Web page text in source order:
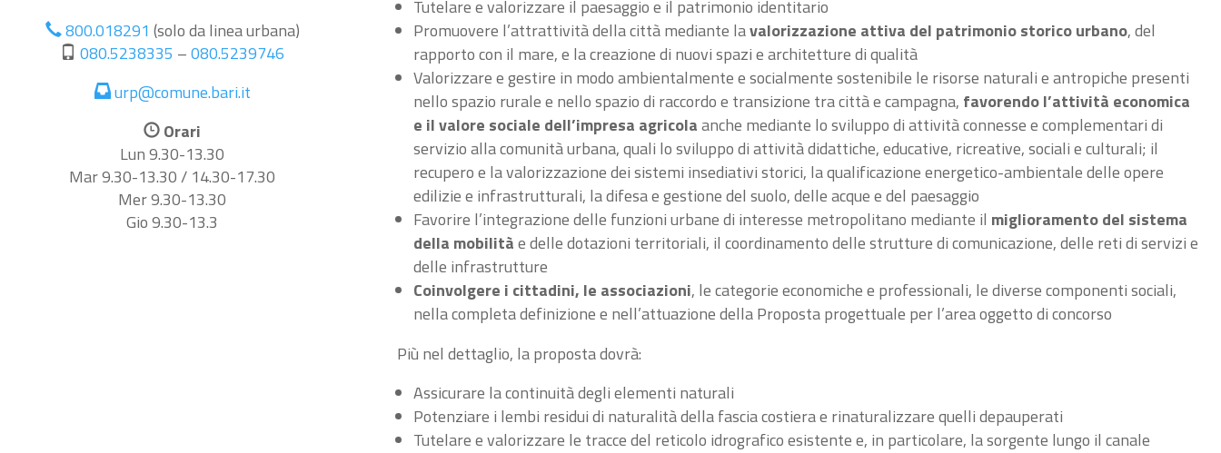
800.018291 (solo da linea urbana)
080.5238335 –080.5239746
urp@comune.bari.it
Orari
Lun 9.30-13.30
Mar 9.30-13.30 / 14.30-17.30
Mer 9.30-13.30
Gio 9.30-13.3
Tutelare e valorizzare il paesaggio e il patrimonio identitario
Promuovere l’attrattività della città mediante lavalorizzazione attiva del patrimonio storico urbano, del
rapporto con il mare, e la creazione di nuovi spazi e architetture di qualità
Valorizzare e gestire in modo ambientalmente e socialmente sostenibile le risorse naturali e antropiche presenti
nello spazio rurale e nello spazio di raccordo e transizione tra città e campagna, favorendo l’attività economica
e il valore sociale dell’impresa agricolaanche mediante lo sviluppo di attività connesse e complementari di
servizio alla comunità urbana, quali lo sviluppo di attività didattiche, educative, ricreative, sociali e culturali; il
recupero e la valorizzazione dei sistemi insediativi storici, la qualificazione energetico-ambientale delle opere
edilizie e infrastrutturali, la difesa e gestione del suolo, delle acque e del paesaggio
Favorire l’integrazione delle funzioni urbane di interesse metropolitano mediante il miglioramento del sistema
della mobilitàe delle dotazioni territoriali, il coordinamento delle strutture di comunicazione, delle reti di servizi e
delle infrastrutture
Coinvolgere i cittadini, le associazioni, le categorie economiche e professionali, le diverse componenti sociali,
nella completa definizione e nell’attuazione della Proposta progettuale per l’area oggetto di concorso
Più nel dettaglio, la proposta dovrà:
Assicurare la continuità degli elementi naturali
Potenziare i lembi residui di naturalità della fascia costiera e rinaturalizzare quelli depauperati
Tutelare e valorizzare le tracce del reticolo idrografico esistente e, in particolare, la sorgente lungo il canale